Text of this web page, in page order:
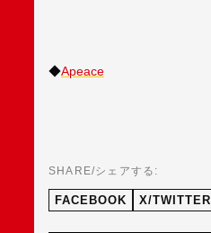
◆Apeace
SHARE/シェアする:
FACEBOOK X/TWITTER